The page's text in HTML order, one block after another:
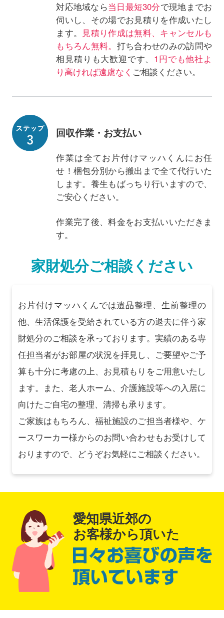
対応地域なら当日最短30分で現地までお
伺いし、その場でお見積りを作成いたし
ます。 見積り作成は無料、キャンセルも
もちろん無料。 打ち合わせのみの訪問や
相見積りも大歓迎です、 1円でも他社よ
り高ければ遠慮なく ご相談ください。
回収作業・お支払い
作業は全てお片付けマッハくんにお任
せ！梱包分別から搬出まで全て代行いた
します。養生もばっちり行いますので、
ご安心ください。
作業完了後、料金をお支払いいただきま
す。
家財処分ご相談ください
お片付けマッハくんでは遺品整理、生前整理の
他、生活保護を受給されている方の退去に伴う家
財処分のご相談を承っております。実績のある専
任担当者がお部屋の状況を拝見し、ご要望やご予
算も十分に考慮の上、お見積もりをご用意いたし
ます。また、老人ホーム、介護施設等への入居に
向けたご自宅の整理、清掃も承ります。
ご家族はもちろん、福祉施設のご担当者様や、ケ
ースワーカー様からのお問い合わせもお受けして
おりますので、どうぞお気軽にご相談ください。
愛知県近郊の
お客様から頂いた